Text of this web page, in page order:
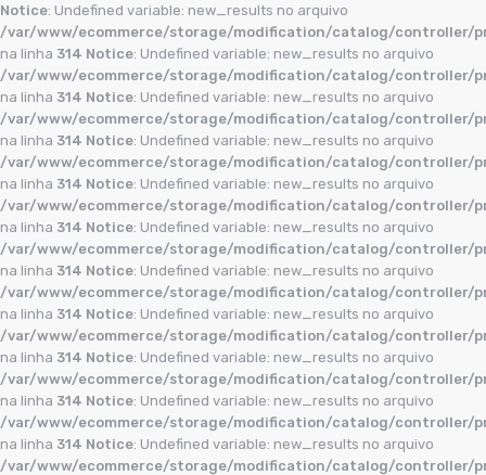
Notice: Undefined variable: new_results no arquivo
/var/www/ecommerce/storage/modification/catalog/controller/
na linha 314 Notice: Undefined variable: new_results no arquivo
/var/www/ecommerce/storage/modification/catalog/controller/
na linha 314 Notice: Undefined variable: new_results no arquivo
/var/www/ecommerce/storage/modification/catalog/controller/
na linha 314 Notice: Undefined variable: new_results no arquivo
/var/www/ecommerce/storage/modification/catalog/controller/
na linha 314 Notice: Undefined variable: new_results no arquivo
/var/www/ecommerce/storage/modification/catalog/controller/
na linha 314 Notice: Undefined variable: new_results no arquivo
/var/www/ecommerce/storage/modification/catalog/controller/
na linha 314 Notice: Undefined variable: new_results no arquivo
/var/www/ecommerce/storage/modification/catalog/controller/
na linha 314 Notice: Undefined variable: new_results no arquivo
/var/www/ecommerce/storage/modification/catalog/controller/
na linha 314 Notice: Undefined variable: new_results no arquivo
/var/www/ecommerce/storage/modification/catalog/controller/
na linha 314 Notice: Undefined variable: new_results no arquivo
/var/www/ecommerce/storage/modification/catalog/controller/
na linha 314 Notice: Undefined variable: new_results no arquivo
/var/www/ecommerce/storage/modification/catalog/controller/